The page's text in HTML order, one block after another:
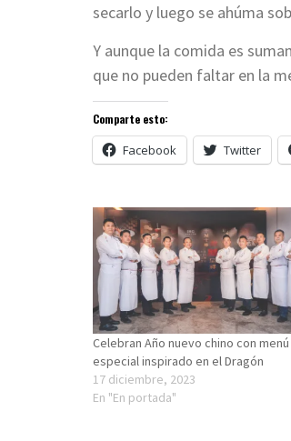
secarlo y luego se ahúma
Y aunque la comida es
que no pueden faltar en la
Comparte esto:
Facebook Twitter
Celebran Año nuevo chino con menú
especial inspirado en el Dragón
17 diciembre, 2023
En "En portada"